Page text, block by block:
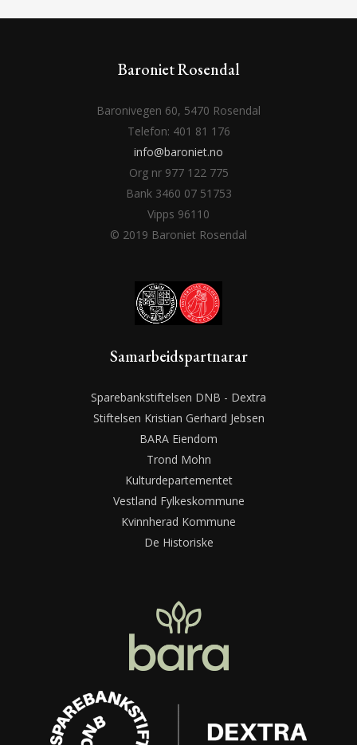
Baroniet Rosendal
Baronivegen 60, 5470 Rosendal
Telefon: 401 81 176
info@baroniet.no
Org nr 977 122 775
Bank 3460 07 51753
Vipps 96110
© 2019 Baroniet Rosendal
Samarbeidspartnarar
Sparebankstiftelsen DNB - Dextra
Stiftelsen Kristian Gerhard Jebsen
BARA Eiendom
Trond Mohn
Kulturdepartementet
Vestland Fylkeskommune
Kvinnherad Kommune
De Historiske